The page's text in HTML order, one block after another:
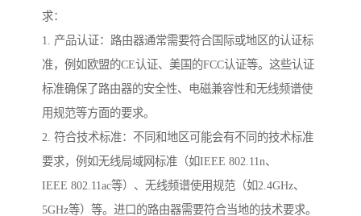
求：
1. 产品认证：路由器通常需要符合国际或地区的认证标
准，例如欧盟的CE认证、美国的FCC认证等。这些认证
标准确保了路由器的安全性、电磁兼容性和无线频谱使
用规范等方面的要求。
2. 符合技术标准：不同和地区可能会有不同的技术标准
要求，例如无线局域网标准（如IEEE 802.11n、
IEEE 802.11ac等）、无线频谱使用规范（如2.4GHz、
5GHz等）等。进口的路由器需要符合当地的技术要求。